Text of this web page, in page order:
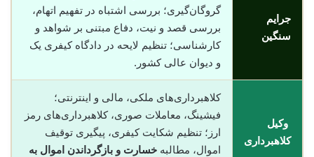
جرایم
سنگین
گروگان‌گیری؛ بررسی اشتباه در تفهیم اتهام،
بررسی قصد و نیت، دفاع مبتنی بر شواهد و
کارشناسی؛ تنظیم لایحه در دادگاه کیفری یک
و دیوان عالی کشور.
وکیل
کلاهبرداری
کلاهبرداری‌های ملکی، مالی و اینترنتی؛
فیشینگ، معاملات صوری، کلاهبرداری‌های رمز
ارز؛ تنظیم شکایت کیفری، پیگیری توقیف
اموال، مطالبه خسارت و بازگرداندن اموال به